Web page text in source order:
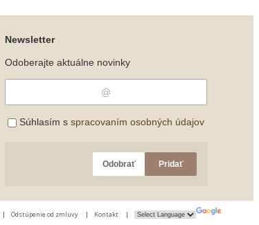
Newsletter
Odoberajte aktuálne novinky
Súhlasím s spracovaním osobných údajov
Odobrať Pridať
| Odstúpenie od zmluvy | Kontakt |